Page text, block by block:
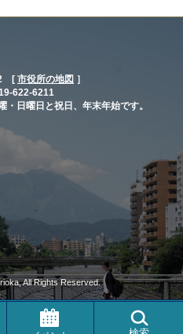
2 [ 市役所の地図 ］
622-6211
日曜日と祝日、年末年始です。
All Rights Reserved.